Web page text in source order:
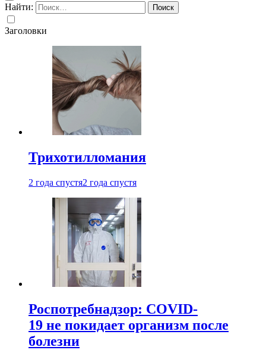
Найти:
Заголовки
Трихотилломания
2 года спустя2 года спустя
Роспотребнадзор: COVID-
19 не покидает организм после
болезни